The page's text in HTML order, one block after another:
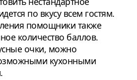
по вкусу всем гостям.
помощники также
количество баллов.
очки, можно
кухонными